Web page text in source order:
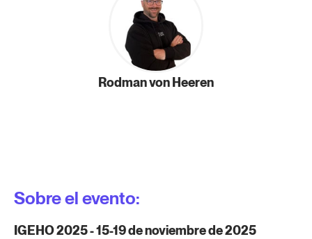
Rodman von Heeren
Sobre el evento:
IGEHO 2025 - 15-19 de noviembre de 2025